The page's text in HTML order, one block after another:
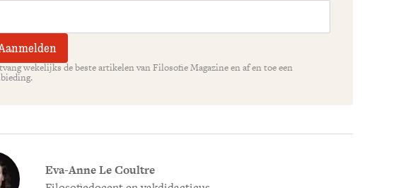
wekelijks de beste artikelen van Filosofie Magazine en af en toe een
Eva-Anne Le Coultre